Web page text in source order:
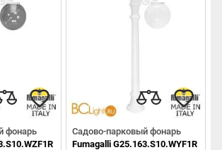
фонарь
Садово-парковый фонарь
Fumagalli G25.163.S10.WYF1R